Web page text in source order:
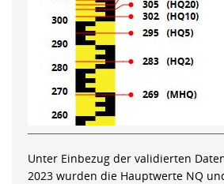
Unter Einbezug der validierten
2023 wurden die Hauptwerte NQ